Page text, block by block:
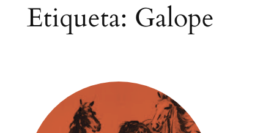
Etiqueta: Galope